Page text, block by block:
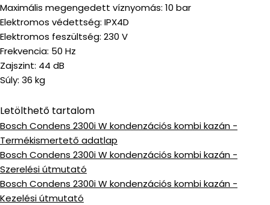
Maximális megengedett víznyomás: 10 bar
Elektromos védettség: IPX4D
Elektromos feszültség: 230 V
Frekvencia: 50 Hz
Zajszint: 44 dB
Súly: 36 kg
Letölthető tartalom
Bosch Condens 2300i W kondenzációs kombi kazán -
Termékismertető adatlap
Bosch Condens 2300i W kondenzációs kombi kazán -
Szerelési útmutató
Bosch Condens 2300i W kondenzációs kombi kazán -
Kezelési útmutató